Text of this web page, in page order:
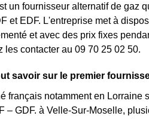
un fournisseur alternatif de gaz
et EDF. L'entreprise met à
et avec des prix fixes
contacter au 09 70 25 02 50.
savoir sur le premier
français notamment en
– GDF. à Velle-Sur-Moselle,